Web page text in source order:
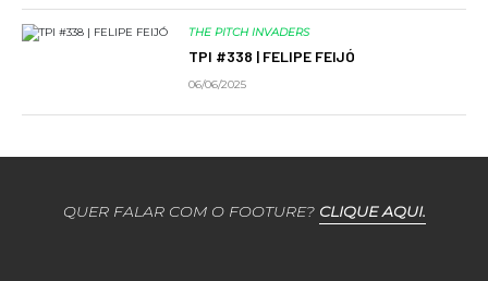
THE PITCH INVADERS
TPI #338 | FELIPE FEIJÓ
06/06/2025
QUER FALAR COM O FOOTURE? CLIQUE AQUI.